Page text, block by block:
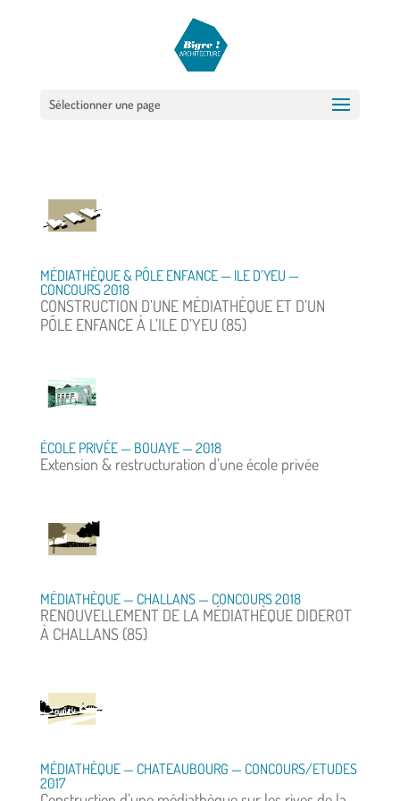
Sélectionner une page
MÉDIATHÈQUE & PÔLE ENFANCE — ILE D’YEU —
CONCOURS 2018
CONSTRUCTION D’UNE MÉDIATHÈQUE ET D’UN
PÔLE ENFANCE À L’ILE D’YEU (85)
ÉCOLE PRIVÉE — BOUAYE — 2018
Extension & restructuration d’une école privée
MÉDIATHÈQUE — CHALLANS — CONCOURS 2018
RENOUVELLEMENT DE LA MÉDIATHÈQUE DIDEROT
À CHALLANS (85)
MÉDIATHÈQUE — CHATEAUBOURG — CONCOURS/ETUDES
2017